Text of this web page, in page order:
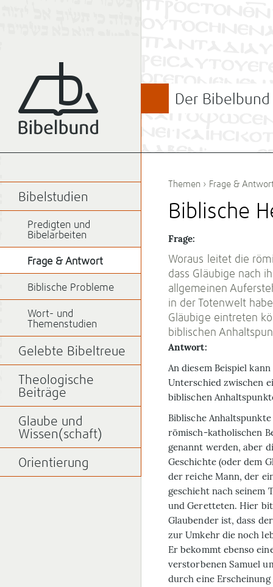
Der Bibelbund
Themen › Frage &
Biblische
Frage:
Woraus leitet die
dass Gläubige nach
allgemeinen
in der Totenwelt
Gläubige eintreten
biblischen
Antwort:
An diesem Beispiel
Unterschied zwischen
biblischen
Biblische
römisch-katholischen
genannt werden, aber
Geschichte (oder dem
der reiche Mann, der
geschieht nach seinem
und Geret­teten. Hier
Glaubender ist, dass
zur Umkehr die noch
Er bekommt ebenso
verstorbenen Samuel
durch eine
Bibelstudien
Predigten und
Bibelarbeiten
Frage & Antwort
Biblische Probleme
Wort- und
Themenstudien
Gelebte Bibeltreue
Theologische
Beiträge
Glaube und
Wissen(schaft)
Orientierung